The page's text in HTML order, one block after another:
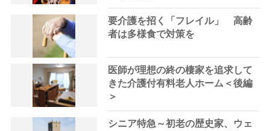
要介護を招く「フレイル」 高齢
者は多様食で対策を
医師が理想の終の棲家を追求して
きた介護付有料老人ホーム＜後編
＞
シニア特急～初老の歴史家、ウェ